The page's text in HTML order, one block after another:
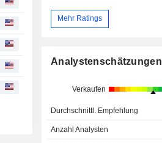
Mehr Ratings
Analystenschätzungen
Verkaufen
Durchschnittl. Empfehlung
Anzahl Analysten